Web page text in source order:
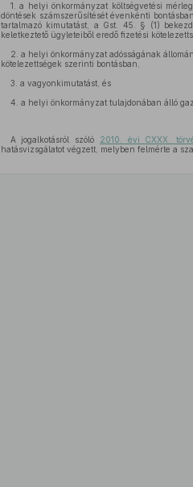
1. a helyi önkormányzat költségvetési
döntések számszerűsítését évenkénti
tartalmazó kimutatást, a Gst. 45. § (1)
keletkeztető ügyleteiből eredő fizetési
2. a helyi önkormányzat adósságának
kötelezettségek szerinti bontásban,
3. a vagyonkimutatást, és
4. a helyi önkormányzat tulajdonában álló
A jogalkotásról szóló 2010. évi CXXX.
hatásvizsgálatot végzett, melyben felmérte a